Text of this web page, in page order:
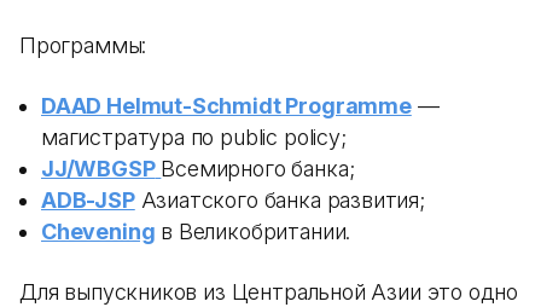
Программы:
DAAD Helmut-Schmidt Programme—
магистратура по public policy;
JJ/WBGSP Всемирного банка;
ADB-JSPАзиатского банка развития;
Chevening в Великобритании.
Для выпускников из Центральной Азии это одно